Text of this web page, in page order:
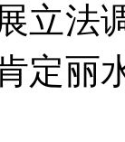
立法
定丽